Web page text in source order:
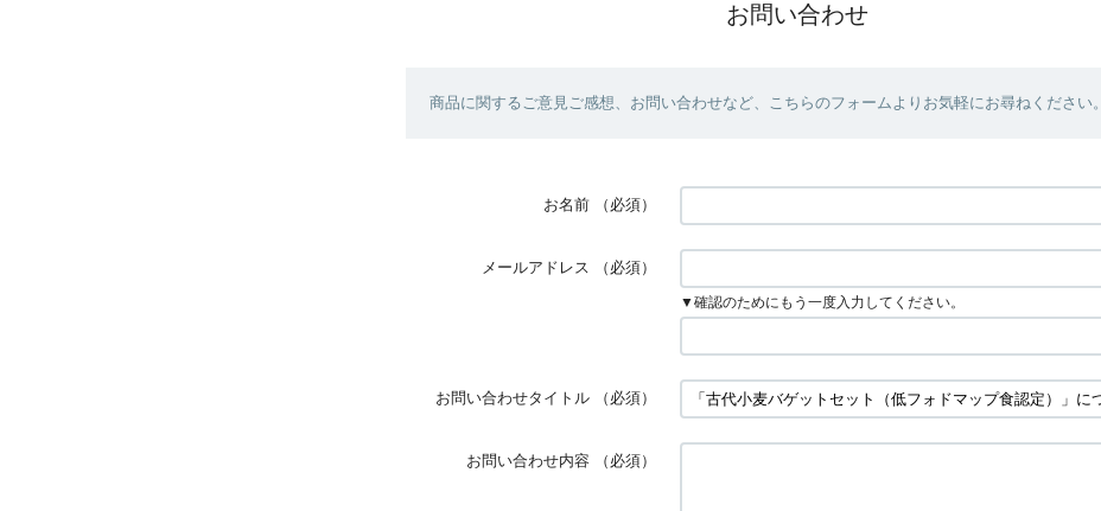
お問い合わせ
商品に関するご意見ご感想、お問い合わせなど、こちらのフォームよりお気軽にお尋ねください。
お名前 （必須）
メールアドレス （必須）
▼確認のためにもう一度入力してください。
お問い合わせタイトル （必須）
お問い合わせ内容 （必須）